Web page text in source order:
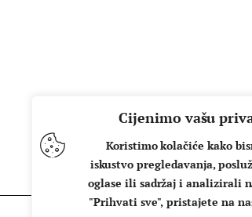
Cijenimo vašu
Koristimo kolačiće kako
iskustvo pregledavanja,
oglase ili sadržaj i analizirali
"Prihvati sve", pristajete na